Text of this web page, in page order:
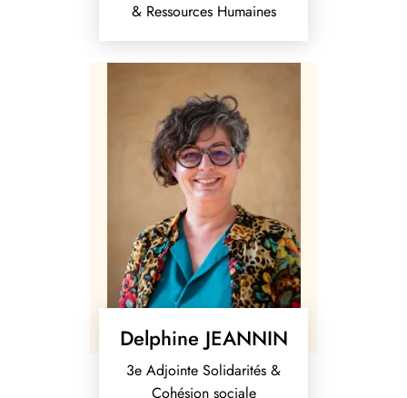
& Ressources Humaines
Delphine JEANNIN
3e Adjointe Solidarités &
Cohésion sociale